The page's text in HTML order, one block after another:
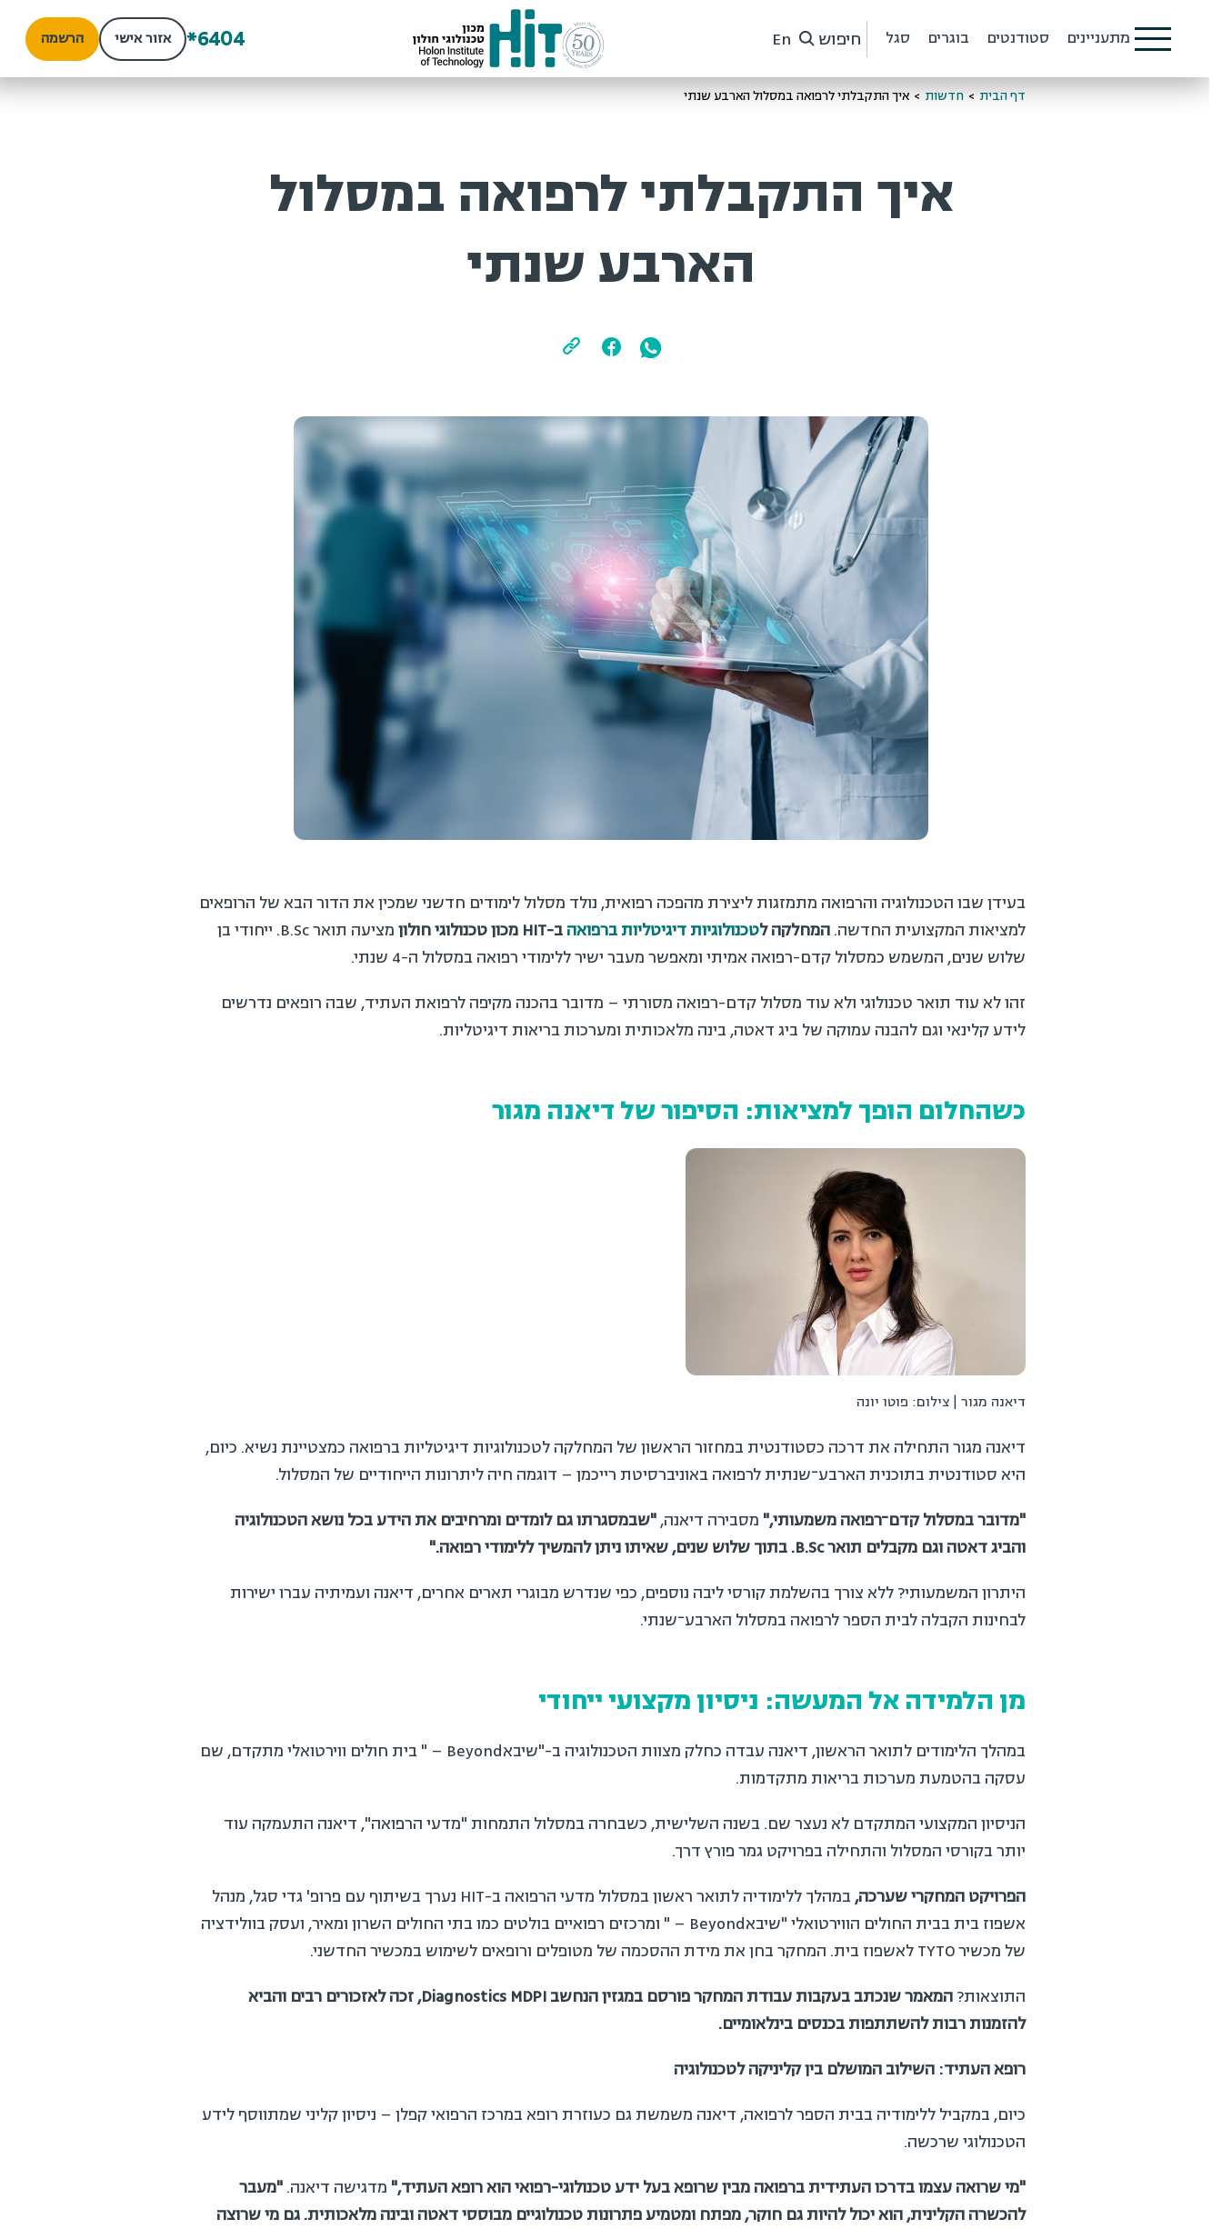
מתעניינים סטודנטים בוגרים סגל חיפוש En
*6404 אזור אישי הרשמה
דף הבית > חדשות > איך התקבלתי לרפואה במסלול הארבע שנתי
איך התקבלתי לרפואה במסלול
הארבע שנתי
בעידן שבו הטכנולוגיה והרפואה מתמזגות ליצירת מהפכה רפואית, נולד מסלול לימודים חדשני שמכין את הדור הבא של הרופאים
למציאות המקצועית החדשה.המחלקה לטכנולוגיות דיגיטליות ברפואהב-HITמכון טכנולוגי חולון
מציעה תואר B.Sc. ייחודי בן
שלוש שנים, המשמש כמסלול קדם-רפואה אמיתי ומאפשר מעבר ישיר ללימודי רפואה במסלול ה-4 שנתי.
זהו לא עוד תואר טכנולוגי ולא עוד מסלול קדם-רפואה מסורתי – מדובר בהכנה מקיפה לרפואת העתיד, שבה רופאים נדרשים
לידע קלינאי וגם להבנה עמוקה של ביג דאטה, בינה מלאכותית ומערכות בריאות דיגיטליות.
כשהחלום הופך למציאות: הסיפור של דיאנה מגור
דיאנה מגור | צילום: פוטו יונה
דיאנה מגור התחילה את דרכה כסטודנטית במחזור הראשון של המחלקה לטכנולוגיות דיגיטליות ברפואה כמצטיינת נשיא. כיום,
היא סטודנטית בתוכנית הארבע־שנתית לרפואה באוניברסיטת רייכמן – דוגמה חיה ליתרונות הייחודיים של המסלול.
מדובר במסלול קדם־רפואה משמעותי,"מסבירה דיאנה,"שבמסגרתו גם לומדים ומרחיבים את הידע בכל נושא הטכנולוגיה
והביג דאטה וגם מקבלים תוארB.Sc. בתוך שלוש שנים, שאיתו ניתן להמשיך ללימודי רפואה."
היתרון המשמעותי? ללא צורך בהשלמת קורסי ליבה נוספים, כפי שנדרש מבוגרי תארים אחרים, דיאנה ועמיתיה עברו ישירות
לבחינות הקבלה לבית הספר לרפואה במסלול הארבע־שנתי.
מן הלמידה אל המעשה: ניסיון מקצועי ייחודי
במהלך הלימודים לתואר הראשון, דיאנה עבדה כחלק מצוות הטכנולוגיה ב-"שיבאBeyond – " בית חולים ווירטואלי מתקדם, שם
עסקה בהטמעת מערכות בריאות מתקדמות.
הניסיון המקצועי המתקדם לא נעצר שם. בשנה השלישית, כשבחרה במסלול התמחות "מדעי הרפואה", דיאנה התעמקה עוד
יותר בקורסי המסלול והתחילה בפרויקט גמר פורץ דרך.
הפרויקט המחקרי שערכה,
במהלך ללימודיה לתואר ראשון במסלול מדעי הרפואה ב-HIT נערך בשיתוף עם פרופ' גדי סגל, מנהל
אשפוז בית בבית החולים הווירטואלי "שיבאBeyond – " ומרכזים רפואיים בולטים כמו בתי החולים השרון ומאיר, ועסק בוולידציה
של מכשיר TYTO לאשפוז בית. המחקר בחן את מידת ההסכמה של מטופלים ורופאים לשימוש במכשיר החדשני.
התוצאות?המאמר שנכתב בעקבות עבודת המחקר פורסם במגזין הנחשבDiagnostics MDPI,
זכה לאזכורים רבים והביא
להזמנות רבות להשתתפות בכנסים בינלאומיים.
רופא העתיד: השילוב המושלם בין קליניקה לטכנולוגיה
כיום, במקביל ללימודיה בבית הספר לרפואה, דיאנה משמשת גם כעוזרת רופא במרכז הרפואי קפלן – ניסיון קליני שמתווסף לידע
הטכנולוגי שרכשה.
מי שרואה עצמו בדרכו העתידית ברפואה מבין שרופא בעל ידע טכנולוגי-רפואי הוא רופא העתיד,"מדגישה דיאנה."מעבר
להכשרה הקלינית, הוא יכול להיות גם חוקר, מפתח ומטמיע פתרונות טכנולוגיים מבוססי דאטה ובינה מלאכותית. גם מי שרוצה